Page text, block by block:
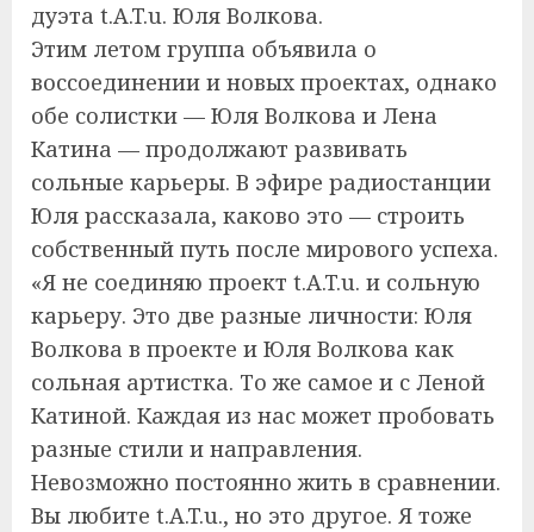
дуэта t.A.T.u. Юля Волкова.
Этим летом группа объявила о
воссоединении и новых проектах, однако
обе солистки — Юля Волкова и Лена
Катина — продолжают развивать
сольные карьеры. В эфире радиостанции
Юля рассказала, каково это — строить
собственный путь после мирового успеха.
«Я не соединяю проект t.A.T.u. и сольную
карьеру. Это две разные личности: Юля
Волкова в проекте и Юля Волкова как
сольная артистка. То же самое и с Леной
Катиной. Каждая из нас может пробовать
разные стили и направления.
Невозможно постоянно жить в сравнении.
Вы любите t.A.T.u., но это другое. Я тоже